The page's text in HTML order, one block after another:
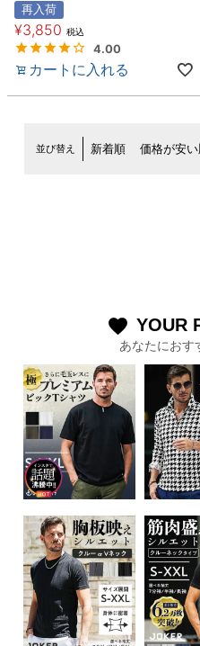
再入荷
¥3,850 税込
4.00
カートに入れる
並び替え 新着順 価格が安い
favorite YOUR
あなたにおす